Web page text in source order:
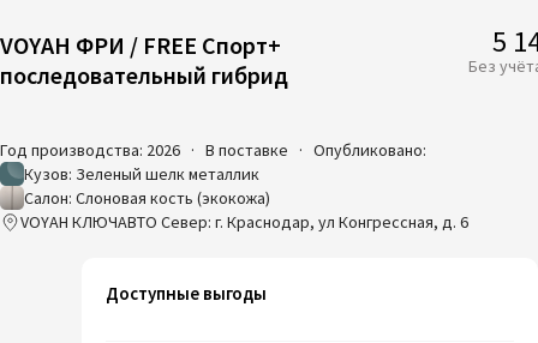
VOYAH ФРИ / FREE Спорт+
последовательный гибрид
Год производства: 2026 · В поставке · Опубликовано:
Кузов: Зеленый шелк металлик
Салон: Слоновая кость (экокожа)
VOYAH КЛЮЧАВТО Север: г. Краснодар, ул Конгрессная, д. 6
5
Без
Доступные выгоды